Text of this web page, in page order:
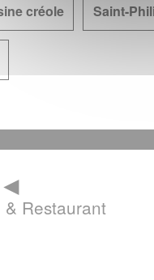
créole Saint-
◄
Restaurant